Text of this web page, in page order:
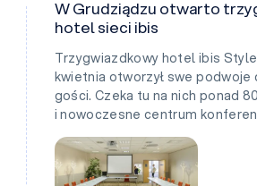
W Grudziądzu otwarto
hotel sieci ibis
Trzygwiazdkowy hotel ibis
kwietnia otworzył swe podwoje
gości. Czeka tu na nich ponad
i nowoczesne centrum